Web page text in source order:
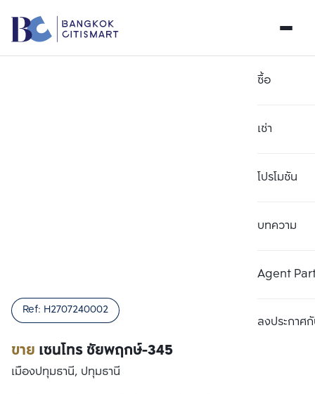
ซื้อ
เช่า
โปรโมชัน
บทความ
Agent
ลงประกาศกั
ขาย เซนโทร ชัยพฤกษ์-345
Ref: H2707240002
เมืองปทุมธานี, ปทุมธานี
เปรียบเทียบ